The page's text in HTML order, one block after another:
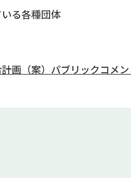
る各種団体
画（案）パブリックコメ